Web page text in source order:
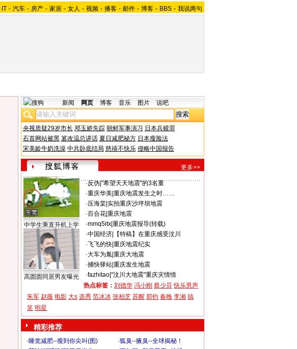
IT - 汽车 - 房产 - 家居 - 女人 - 视频 - 播客 - 邮件 - 博客 - BBS - 我说两句
新闻 网页 博客 音乐 图片 说吧
央视质疑29岁市长 邓玉娇失踪 朝鲜军事演习 日本兵赎罪
石首网站被黑 篡改温总讲话 夏日减肥秘方 日本瘦脸法
宋美龄牛奶洗澡 中共卧底结局 慈禧不快乐 侵略中国报告
更多>>
中学生乘直升机上学
高圆圆同居男友曝光
·反伪 "希望天天地震"的3名重
·重庆华美| 重庆地震发生之时……
·压海棠 实拍重庆沙坪坝地震
·百合花| 重庆地震
·mmq5itx| 重庆地震报导(转载)
·中国经济|
【特稿】在重庆感受汶川
·飞飞的快| 重庆地震纪实
·大车为胤| 重庆大地震
·捕快驿站| 重庆发生地震
·fazhitao| "汶川大地震"重庆灾情情
热点标签： 刘德华 冯小刚 蔡少芬 快乐男声
朱军 赵薇 电影 大s 选秀 范冰冰 张柏芝 苏醒 郑钧 春晚 李湘 搞
笑 明星
精彩推荐
·睡觉减肥--瘦到你尖叫(图) ·狐臭--腋臭--全球揭秘！